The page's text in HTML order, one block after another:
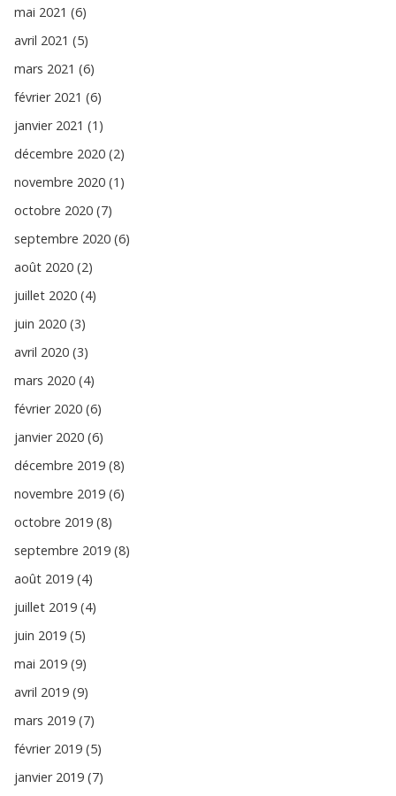
mai 2021 (6)
avril 2021 (5)
mars 2021 (6)
février 2021 (6)
janvier 2021 (1)
décembre 2020 (2)
novembre 2020 (1)
octobre 2020 (7)
septembre 2020 (6)
août 2020 (2)
juillet 2020 (4)
juin 2020 (3)
avril 2020 (3)
mars 2020 (4)
février 2020 (6)
janvier 2020 (6)
décembre 2019 (8)
novembre 2019 (6)
octobre 2019 (8)
septembre 2019 (8)
août 2019 (4)
juillet 2019 (4)
juin 2019 (5)
mai 2019 (9)
avril 2019 (9)
mars 2019 (7)
février 2019 (5)
janvier 2019 (7)